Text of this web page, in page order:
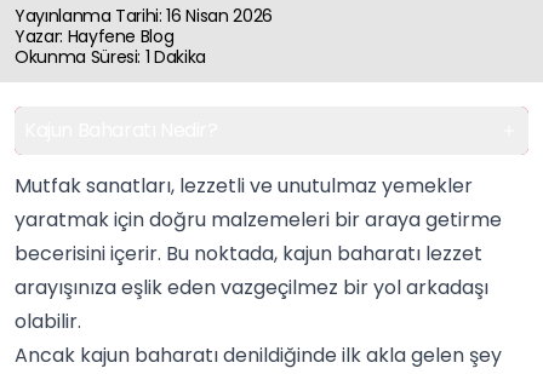
Yayınlanma Tarihi: 16 Nisan 2026
Yazar: Hayfene Blog
Okunma Süresi: 1 Dakika
Mutfak sanatları, lezzetli ve unutulmaz yemekler
yaratmak için doğru malzemeleri bir araya getirme
becerisini içerir. Bu noktada, kajun baharatı lezzet
arayışınıza eşlik eden vazgeçilmez bir yol arkadaşı
olabilir.
Ancak kajun baharatı denildiğinde ilk akla gelen şey